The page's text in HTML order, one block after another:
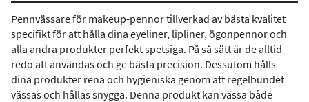
Pennvässare för makeup-pennor tillverkad av bästa kvalitet
specifikt för att hålla dina eyeliner, lipliner, ögonpennor och
alla andra produkter perfekt spetsiga. På så sätt är de alltid
redo att användas och ge bästa precision. Dessutom hålls
dina produkter rena och hygieniska genom att regelbundet
vässas och hållas snygga. Denna produkt kan vässa både